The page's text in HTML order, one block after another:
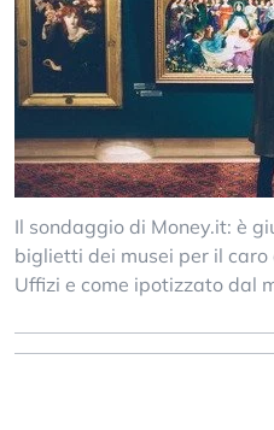
Il sondaggio di Money.it: è
biglietti dei musei per il
Uffizi e come ipotizzato dal